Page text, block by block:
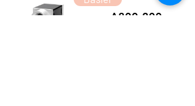
acA800-200gc